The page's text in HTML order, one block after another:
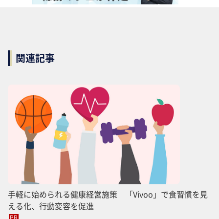
関連記事
手軽に始められる健康経営施策 「Vivoo」で食習慣を見
える化、行動変容を促進